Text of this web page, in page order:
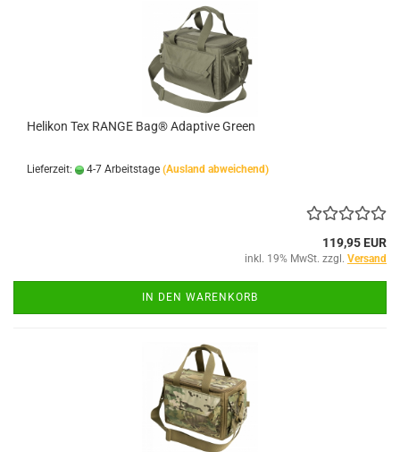
Helikon Tex RANGE Bag® Adaptive Green
Lieferzeit: 4-7 Arbeitstage (Ausland abweichend)
119,95 EUR
inkl. 19% MwSt. zzgl. Versand
IN DEN WARENKORB